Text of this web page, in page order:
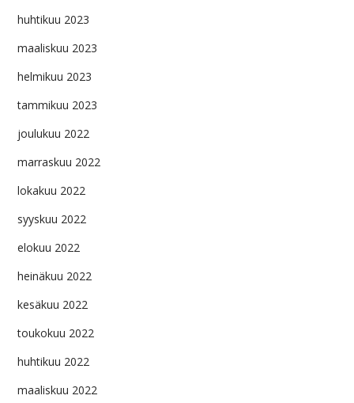
huhtikuu 2023
maaliskuu 2023
helmikuu 2023
tammikuu 2023
joulukuu 2022
marraskuu 2022
lokakuu 2022
syyskuu 2022
elokuu 2022
heinäkuu 2022
kesäkuu 2022
toukokuu 2022
huhtikuu 2022
maaliskuu 2022